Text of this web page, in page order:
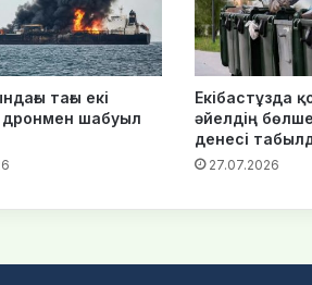
тағы екі
дронмен шабуыл
Екібастұзда
әйелдің
денесі
27.07.2026